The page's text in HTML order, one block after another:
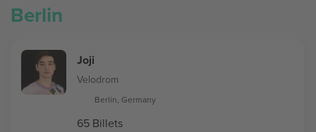
Berlin
Joji
Velodrom
Berlin, Germany
65 Billets